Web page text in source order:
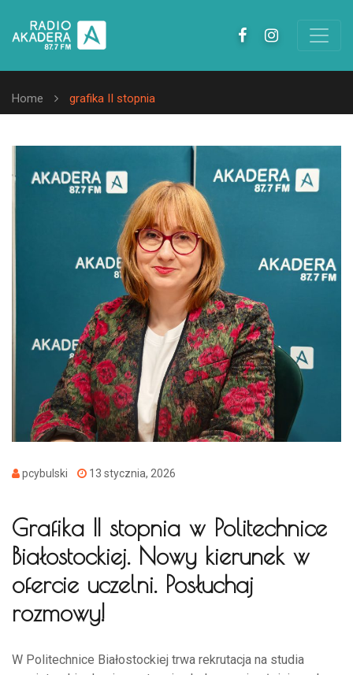
Home grafika II stopnia
pcybulski 13 stycznia, 2026
Grafika II stopnia w Politechnice
Białostockiej. Nowy kierunek w
ofercie uczelni. Posłuchaj
rozmowy!
W Politechnice Białostockiej trwa rekrutacja na studia